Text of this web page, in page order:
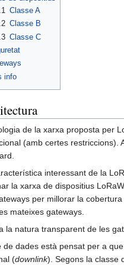
Classe A
Classe B
Classe C
info
de la xarxa proposta per
(amb certes restriccions).
interessant de la
la xarxa de dispositius
per millorar la
mateixes gateways.
la natura transparent de les
de dades està pensat per a
(downlink). Segons la classe